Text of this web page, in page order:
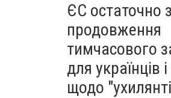
ЄС остаточно
продовження
тимчасового
для українців
щодо